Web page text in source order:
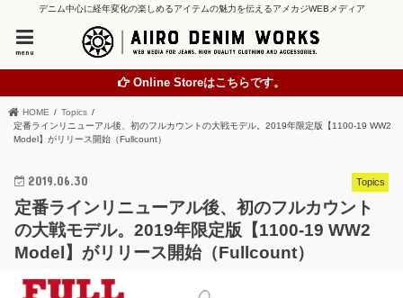
デニム中心に経年変化の楽しめるアイテムの魅力を伝えるアメカジWEBメディア
menu
Online Storeはこちらです。
HOME
Topics
定番ラインリニューアル後、初のフルカウントの大戦モデル。2019年限定版【1100-19 WW2
Model】がリリース開始（Fullcount）
Topics
2019.06.30
定番ラインリニューアル後、初のフルカウント
の大戦モデル。2019年限定版【1100-19 WW2
Model】がリリース開始（Fullcount）